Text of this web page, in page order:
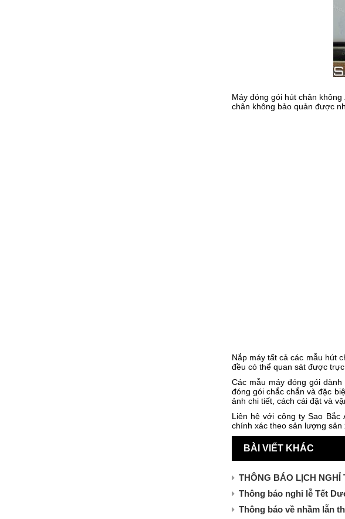
Máy đóng gói hút chân
chân không bảo quản được
Nắp máy tất cả các mẫu hút
đều có thể quan sát được
Các mẫu máy đóng gói
đóng gói chắc chắn và đặc
ảnh chi tiết, cách cái đặt và
Liên hệ với công ty Sao Bắc
chính xác theo sản lượng
BÀI VIẾT KHÁC
THÔNG BÁO LỊCH NGHỈ
Thông báo nghỉ lễ Tết
Thông báo về nhầm lẫn